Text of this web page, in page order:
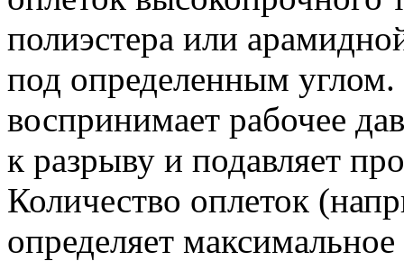
полиэстера или
под определенным
воспринимает рабочее
к разрыву и подавляет
Количество оплеток
определяет